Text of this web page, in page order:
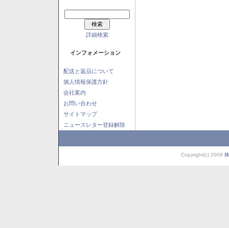
詳細検索
インフォメーション
配送と返品について
個人情報保護方針
会社案内
お問い合わせ
サイトマップ
ニュースレター登録解除
Copyright(c) 2008